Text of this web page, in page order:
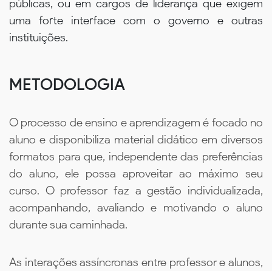
públicas, ou em cargos de liderança que exigem
uma forte interface com o governo e outras
instituições.
METODOLOGIA
O processo de ensino e aprendizagem é focado no
aluno e disponibiliza material didático em diversos
formatos para que, independente das preferências
do aluno, ele possa aproveitar ao máximo seu
curso. O professor faz a gestão individualizada,
acompanhando, avaliando e motivando o aluno
durante sua caminhada.
As interações assíncronas entre professor e alunos,